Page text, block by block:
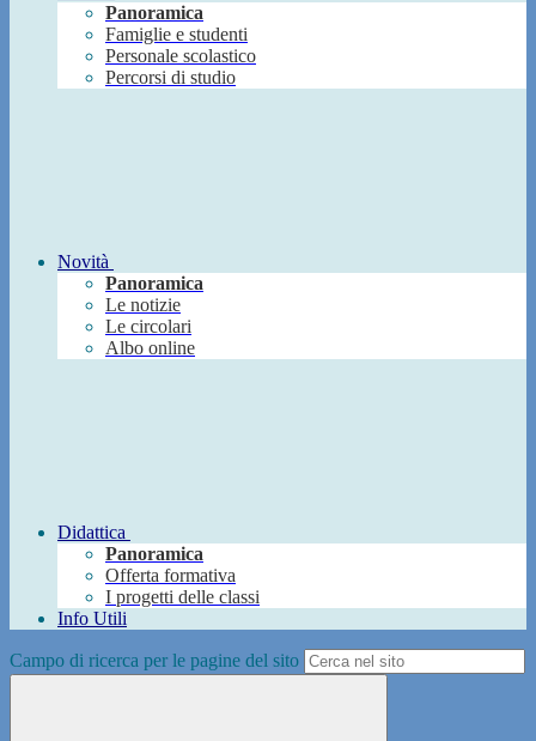
Panoramica
Famiglie e studenti
Personale scolastico
Percorsi di studio
Novità
Panoramica
Le notizie
Le circolari
Albo online
Didattica
Panoramica
Offerta formativa
I progetti delle classi
Info Utili
Campo di ricerca per le pagine del sito